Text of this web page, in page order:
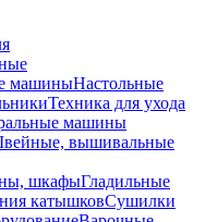
машиныНастольные
Техника для ухода
машины
вышивальные
шкафыГладильные
катышковСушилки